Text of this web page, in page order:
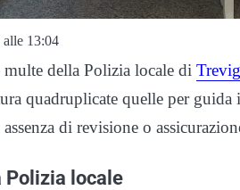
alle 13:04
della Polizia locale di
quadruplicate quelle per
di revisione o
Polizia locale